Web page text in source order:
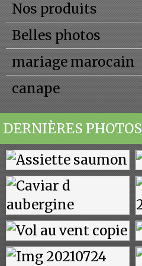
Nos produits
Belles photos
mariage marocain
canape
DERNIÈRES PHOTOS